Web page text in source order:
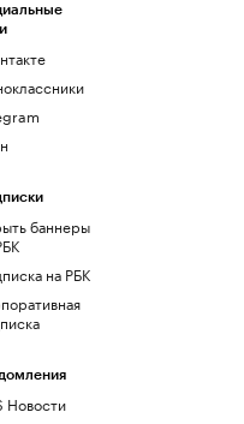
баннеры
на РБК
Новости